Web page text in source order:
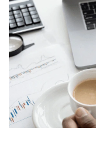
Fontes